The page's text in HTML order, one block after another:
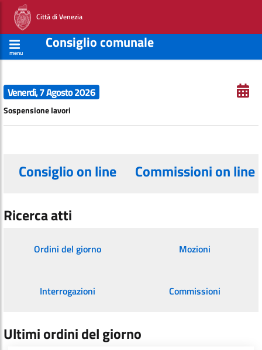
Città di Venezia
menu
Consiglio comunale
Venerdì, 7 Agosto 2026
Sospensione lavori
Consiglio on line Commissioni on line
Ricerca atti
Ordini del giorno Mozioni
Interrogazioni Commissioni
Ultimi ordini del giorno